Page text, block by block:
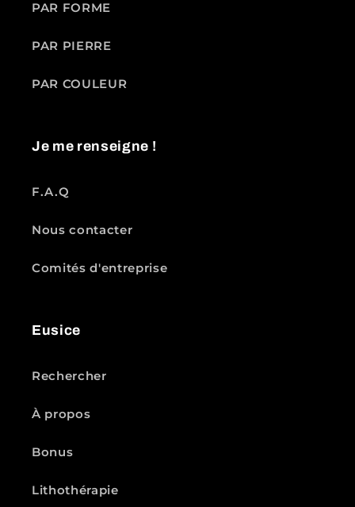
PAR FORME
PAR PIERRE
PAR COULEUR
Je me renseigne !
F.A.Q
Nous contacter
Comités d'entreprise
Eusice
Rechercher
À propos
Bonus
Lithothérapie